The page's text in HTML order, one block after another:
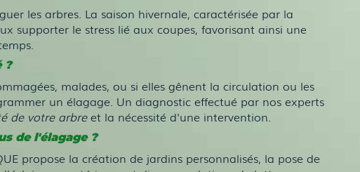
les arbres. La saison hivernale, caractérisée par la
supporter le stress lié aux coupes, favorisant ainsi une
?
malades, ou si elles gênent la circulation ou les
un élagage. Un diagnostic effectué par nos experts
de votre arbreet la nécessité d'une intervention.
de l'élagage ?
propose la création de jardins personnalisés, la pose de